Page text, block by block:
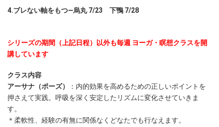
4.ブレない軸をもつ―烏丸 7/23 下鴨 7/28
シリーズの期間（上記日程）以外も毎週 ヨーガ・瞑想クラスを開
講しています
クラス内容
アーサナ（ポーズ）
：内的効果を高めるための正しいポイントを
押さえて実践。呼吸を深く安定したリズムに変化させていきま
す。
＊柔軟性、経験の有無に関係なくどなたでも行なえます。